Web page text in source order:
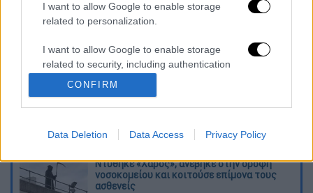
I want to allow Google to enable storage
related to personalization.
I want to allow Google to enable storage
related to security, including authentication
functionality and fraud prevention, and other
CONFIRM
Data Deletion Data Access Privacy Policy
Διαβάστε ακόμη
Εκτελέσεις, συλλήψεις και νέοι
περιορισμοί: Το Ιράν σκληραίνει τη γραμμή
στο εσωτερικό εν μέσω πολέμου
Η πρώτη δήλωση της οικογένειας της
στην Κυψέλη
Ντύθηκε «Χάρος», ανέβηκε στην οροφή
νοσοκομείου και κοιτούσε επίμονα τους
ασθενείς